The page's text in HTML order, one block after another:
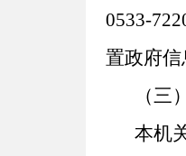
0533-
置政府
（三
本机